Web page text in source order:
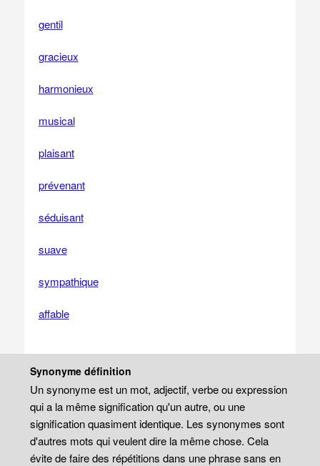
gentil
gracieux
harmonieux
musical
plaisant
prévenant
séduisant
suave
sympathique
affable
Synonyme définition
Un synonyme est un mot, adjectif, verbe ou expression
qui a la même signification qu'un autre, ou une
signification quasiment identique. Les synonymes sont
d'autres mots qui veulent dire la même chose. Cela
évite de faire des répétitions dans une phrase sans en